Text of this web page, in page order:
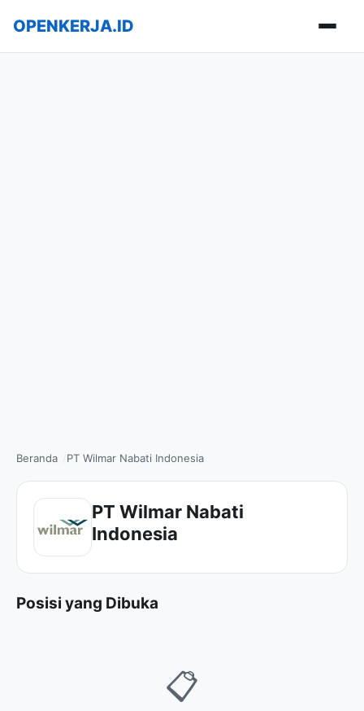
OPENKERJA.ID
Beranda PT Wilmar Nabati Indonesia
PT Wilmar Nabati
Indonesia
Posisi yang Dibuka
📋